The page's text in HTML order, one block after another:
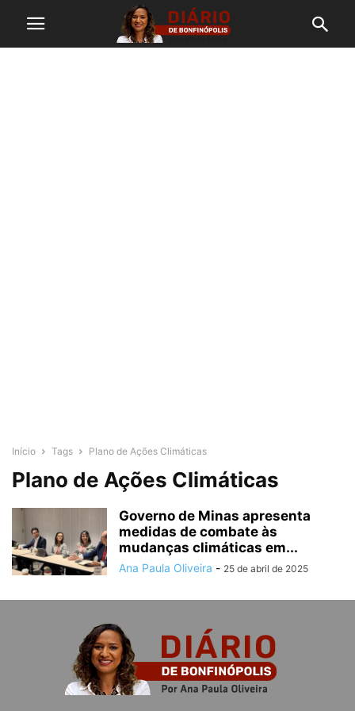
Início Tags Plano de Ações Climáticas
Plano de Ações Climáticas
Governo de Minas apresenta
medidas de combate às
mudanças climáticas em...
Ana Paula Oliveira - 25 de abril de 2025